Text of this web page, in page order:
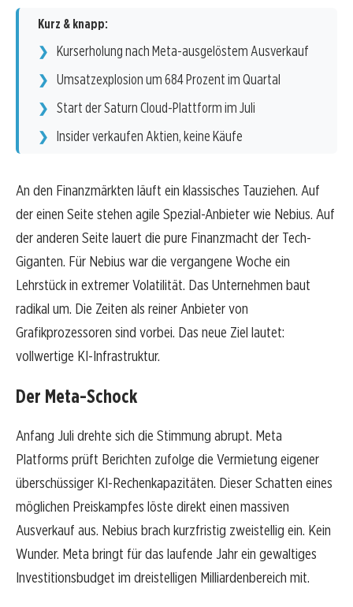
Kurz & knapp:
Kurserholung nach Meta-ausgelöstem Ausverkauf
Umsatzexplosion um 684 Prozent im Quartal
Start der Saturn Cloud-Plattform im Juli
Insider verkaufen Aktien, keine Käufe
An den Finanzmärkten läuft ein klassisches Tauziehen. Auf
der einen Seite stehen agile Spezial-Anbieter wie Nebius. Auf
der anderen Seite lauert die pure Finanzmacht der Tech-
Giganten. Für Nebius war die vergangene Woche ein
Lehrstück in extremer Volatilität. Das Unternehmen baut
radikal um. Die Zeiten als reiner Anbieter von
Grafikprozessoren sind vorbei. Das neue Ziel lautet:
vollwertige KI-Infrastruktur.
Der Meta-Schock
Anfang Juli drehte sich die Stimmung abrupt. Meta
Platforms prüft Berichten zufolge die Vermietung eigener
überschüssiger KI-Rechenkapazitäten. Dieser Schatten eines
möglichen Preiskampfes löste direkt einen massiven
Ausverkauf aus. Nebius brach kurzfristig zweistellig ein. Kein
Wunder. Meta bringt für das laufende Jahr ein gewaltiges
Investitionsbudget im dreistelligen Milliardenbereich mit.